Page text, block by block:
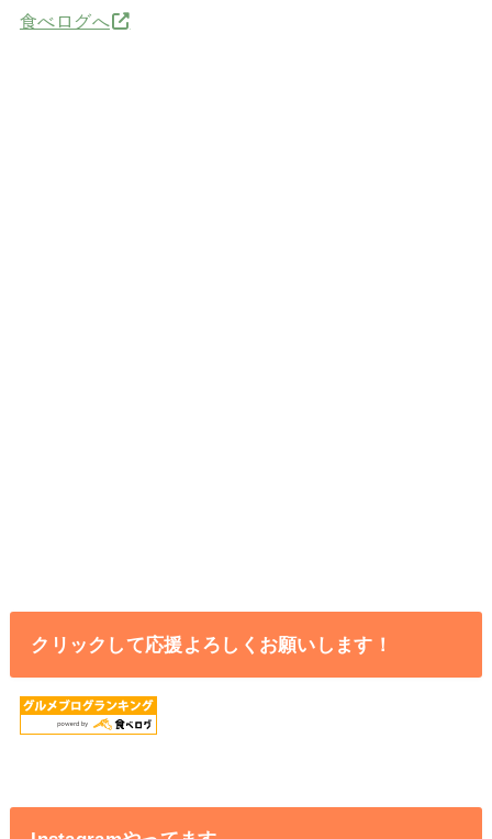
食べログへ
クリックして応援よろしくお願いします！